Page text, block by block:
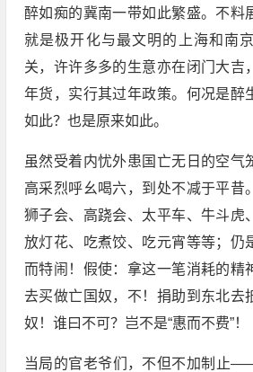
醉如痴的冀南一带如此繁盛。不料
就是极开化与最文明的上海和南
关，许许多多的生意亦在闭门大吉
年货，实行其过年政策。何况是醉
如此？也是原来如此。
虽然受着内忧外患国亡无日的空气
高采烈呼幺喝六，到处不减于平昔
狮子会、高跷会、太平车、牛斗虎
放灯花、吃煮饺、吃元宵等等；仍
而特闹！假使：拿这一笔消耗的精
去买做亡国奴，不！捐助到东北去
奴！谁曰不可？岂不是“惠而不费”！
当局的官老爷们，不但不加制止